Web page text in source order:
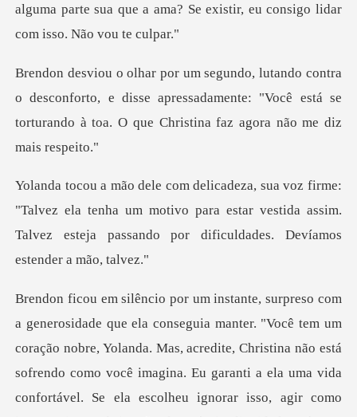
alguma parte sua que
sconforto, e disse apressadamente: "Você está se
torturando
ez ela tenha um motivo para estar vestida assim.
Talvez estej
ção nobre, Yolanda. Mas, acredite, Christina não está
sofrendo como você imagina. Eu garanti a ela uma vida
confor